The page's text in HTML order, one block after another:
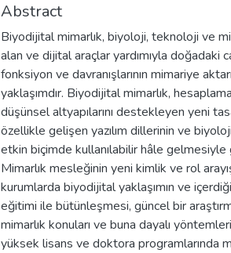
Abstract
Biyodijital mimarlık, biyoloji, teknoloji ve
alan ve dijital araçlar yardımıyla doğadaki
fonksiyon ve davranışlarının mimariye
yaklaşımdır. Biyodijital mimarlık,
düşünsel altyapılarını destekleyen yeni
özellikle gelişen yazılım dillerinin ve
etkin biçimde kullanılabilir hâle gelmesiyle
Mimarlık mesleğinin yeni kimlik ve rol
kurumlarda biyodijital yaklaşımın ve
eğitimi ile bütünleşmesi, güncel bir
mimarlık konuları ve buna dayalı
yüksek lisans ve doktora programlarında